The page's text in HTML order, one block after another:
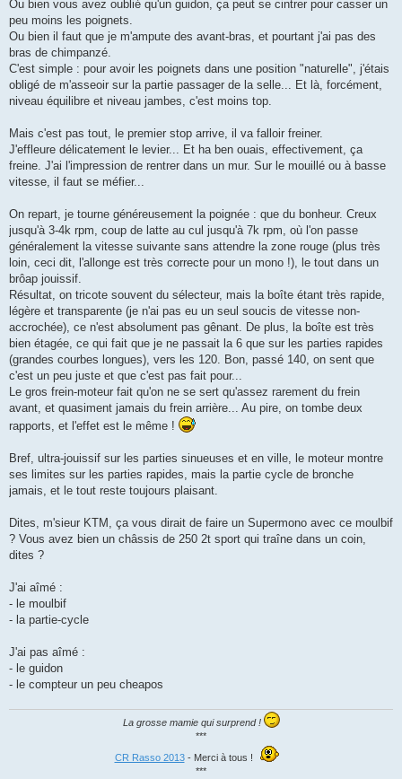
Ou bien vous avez oublié qu'un guidon, ça peut se cintrer pour casser un
peu moins les poignets.
Ou bien il faut que je m'ampute des avant-bras, et pourtant j'ai pas des
bras de chimpanzé.
C'est simple : pour avoir les poignets dans une position "naturelle", j'étais
obligé de m'asseoir sur la partie passager de la selle... Et là, forcément,
niveau équilibre et niveau jambes, c'est moins top.
Mais c'est pas tout, le premier stop arrive, il va falloir freiner.
J'effleure délicatement le levier... Et ha ben ouais, effectivement, ça
freine. J'ai l'impression de rentrer dans un mur. Sur le mouillé ou à basse
vitesse, il faut se méfier...
On repart, je tourne généreusement la poignée : que du bonheur. Creux
jusqu'à 3-4k rpm, coup de latte au cul jusqu'à 7k rpm, où l'on passe
généralement la vitesse suivante sans attendre la zone rouge (plus très
loin, ceci dit, l'allonge est très correcte pour un mono !), le tout dans un
brôap jouissif.
Résultat, on tricote souvent du sélecteur, mais la boîte étant très rapide,
légère et transparente (je n'ai pas eu un seul soucis de vitesse non-
accrochée), ce n'est absolument pas gênant. De plus, la boîte est très
bien étagée, ce qui fait que je ne passait la 6 que sur les parties rapides
(grandes courbes longues), vers les 120. Bon, passé 140, on sent que
c'est un peu juste et que c'est pas fait pour...
Le gros frein-moteur fait qu'on ne se sert qu'assez rarement du frein
avant, et quasiment jamais du frein arrière... Au pire, on tombe deux
rapports, et l'effet est le même !
Bref, ultra-jouissif sur les parties sinueuses et en ville, le moteur montre
ses limites sur les parties rapides, mais la partie cycle de bronche
jamais, et le tout reste toujours plaisant.
Dites, m'sieur KTM, ça vous dirait de faire un Supermono avec ce moulbif
? Vous avez bien un châssis de 250 2t sport qui traîne dans un coin,
dites ?
J'ai aîmé :
- le moulbif
- la partie-cycle
J'ai pas aîmé :
- le guidon
- le compteur un peu cheapos
La grosse mamie qui surprend !
***
CR Rasso 2013- Merci à tous !
***